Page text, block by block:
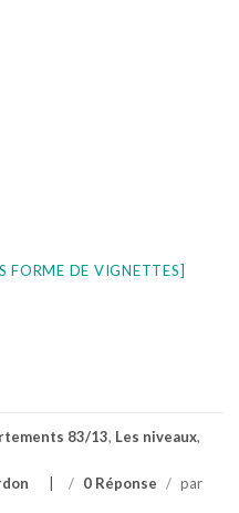
FORME DE VIGNETTES]
83/13, Les niveaux,
/ 0 Réponse / par